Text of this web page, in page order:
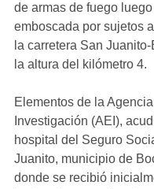
de armas de fuego
emboscada por sujetos
la carretera San
la altura del kilómetro 4.
Elementos de la
Investigación (AEI),
hospital del Seguro
Juanito, municipio de
donde se recibió